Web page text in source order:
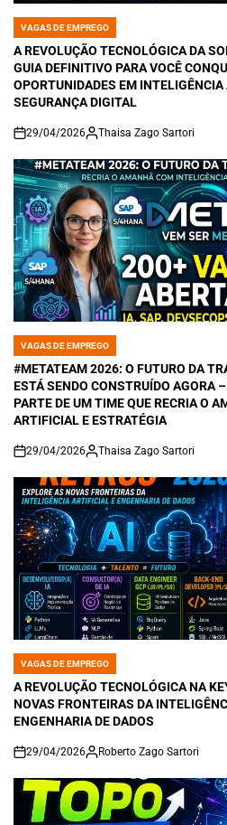
POSTED
IN
VAGAS DE EMPREGO
A REVOLUÇÃO TECNOLÓGICA DA
GUIA DEFINITIVO PARA VOCÊ
OPORTUNIDADES EM
SEGURANÇA DIGITAL
on
29/04/2026 Thaisa Zago Sartori
POSTED
IN
VAGAS DE EMPREGO
#METATEAM 2026: O FUTURO DA
ESTÁ SENDO CONSTRUÍDO AGORA
PARTE DE UM TIME QUE RECRIA O
ARTIFICIAL E ESTRATÉGIA
on
29/04/2026 Thaisa Zago Sartori
POSTED
IN
VAGAS DE EMPREGO
A REVOLUÇÃO TECNOLÓGICA NA
NOVAS FRONTEIRAS DA
ENGENHARIA DE DADOS
on
29/04/2026 Roberto Zago Sartori